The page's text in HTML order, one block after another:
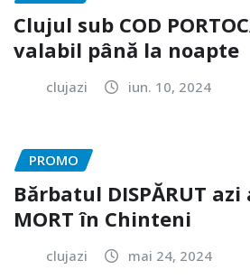
Clujul sub COD
valabil până la noapte
clujazi iun. 10, 2024
PROMO
Bărbatul DISPĂRUT
MORT în Chinteni
clujazi mai 24, 2024